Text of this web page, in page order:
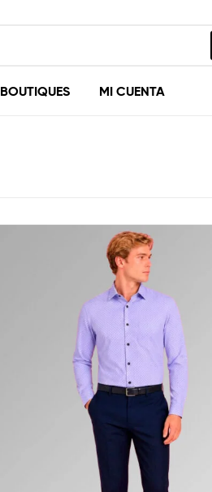
BOUTIQUES MI CUENTA